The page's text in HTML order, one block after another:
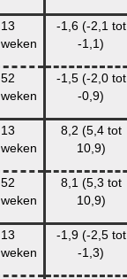
13
weken
-1,6 (-2,1 tot
-1,1)
52
weken
-1,5 (-2,0 tot
-0,9)
13
weken
8,2 (5,4 tot
10,9)
52
weken
8,1 (5,3 tot
10,9)
13
weken
-1,9 (-2,5 tot
-1,3)